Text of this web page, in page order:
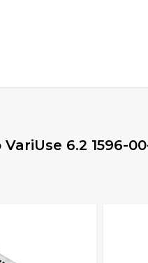
6.2 1596-